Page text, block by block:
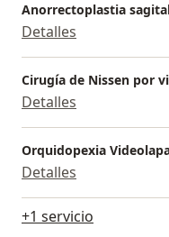
Anorrectoplastia
Detalles
Cirugía de Nissen por
Detalles
Orquidopexia
Detalles
+1 servicio